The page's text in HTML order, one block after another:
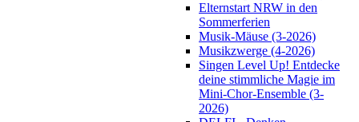
Elternstart NRW in den
Sommerferien
Musik-Mäuse (3-2026)
Musikzwerge (4-2026)
Singen Level Up! Entdecke
deine stimmliche Magie im
Mini-Chor-Ensemble (3-
2026)